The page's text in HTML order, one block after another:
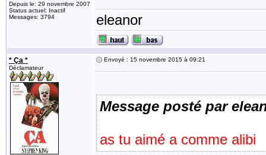
Depuis le: 29 novembre 2007
Status actuel: Inactif
Messages: 3794
eleanor
* Ça *
Déclamateur
Envoyé : 15 novembre 2015 à 09:21
Message posté par
as tu aimé a comme